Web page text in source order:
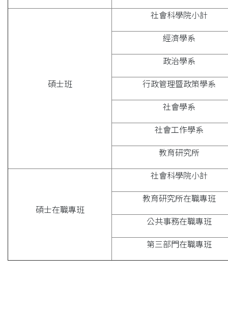
碩士班
社會科學院小計
經濟學系
政治學系
行政管理暨政策學系
社會學系
社會工作學系
教育研究所
碩士在職專班
社會科學院小計
教育研究所在職專班
公共事務在職專班
第三部門在職專班